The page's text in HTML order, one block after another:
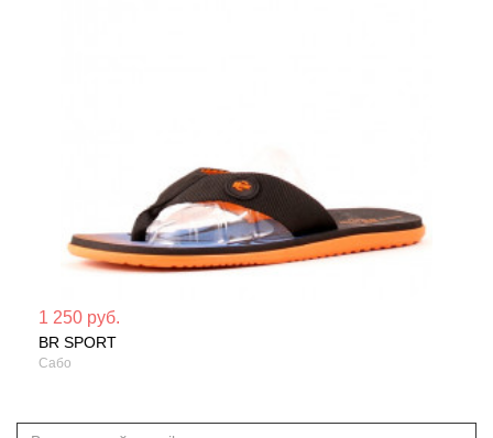
1 250 руб.
BR SPORT
Сабо